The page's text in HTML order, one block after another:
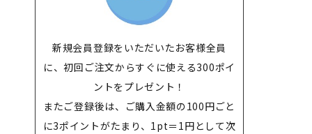
新規会員登録をいただいたお客様全員
に、初回ご注文からすぐに使える300ポイ
ントをプレゼント！
またご登録後は、ご購入金額の100円ごと
に3ポイントがたまり、1pt＝1円として次